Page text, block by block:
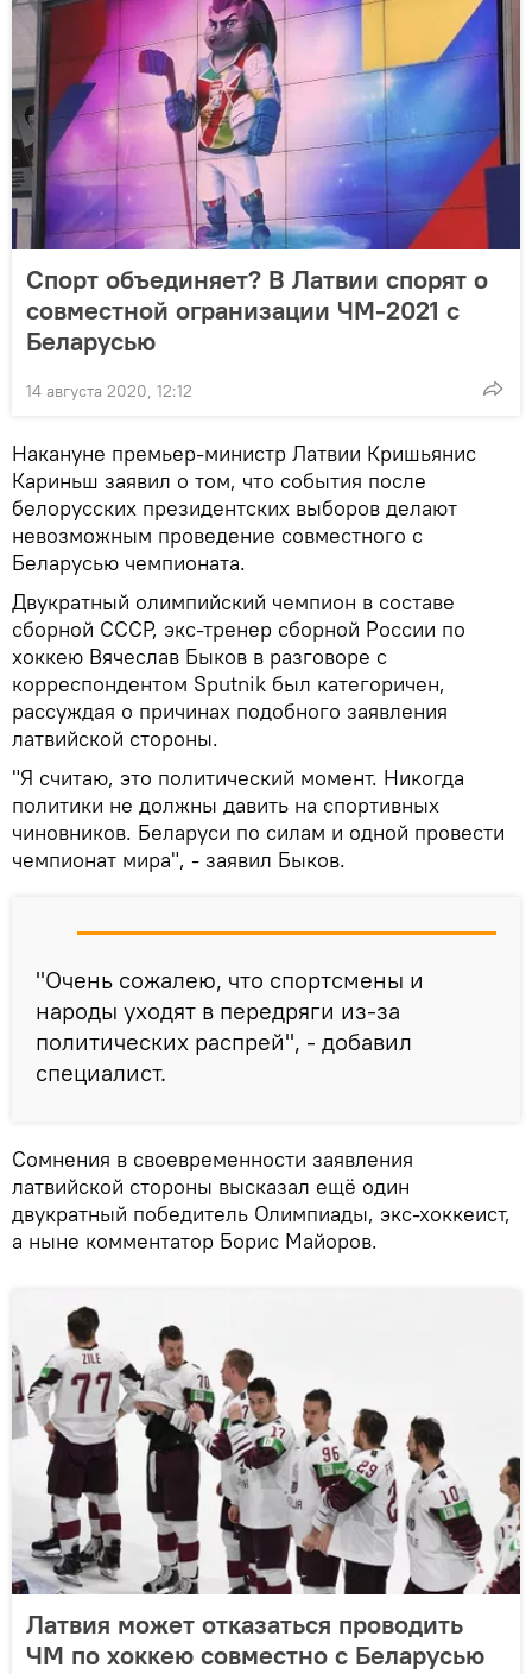
Спорт объединяет? В Латвии спорят о
совместной огранизации ЧМ-2021 с
Беларусью
14 августа 2020, 12:12
Накануне премьер-министр Латвии Кришьянис
Кариньш заявил о том, что события после
белорусских президентских выборов делают
невозможным проведение совместного с
Беларусью чемпионата.
Двукратный олимпийский чемпион в составе
сборной СССР, экс-тренер сборной России по
хоккею Вячеслав Быков в разговоре с
корреспондентом Sputnik был категоричен,
рассуждая о причинах подобного заявления
латвийской стороны.
"Я считаю, это политический момент. Никогда
политики не должны давить на спортивных
чиновников. Беларуси по силам и одной провести
чемпионат мира", - заявил Быков.
"Очень сожалею, что спортсмены и
народы уходят в передряги из-за
политических распрей", - добавил
специалист.
Сомнения в своевременности заявления
латвийской стороны высказал ещё один
двукратный победитель Олимпиады, экс-хоккеист,
а ныне комментатор Борис Майоров.
Латвия может отказаться проводить
ЧМ по хоккею совместно с Беларусью